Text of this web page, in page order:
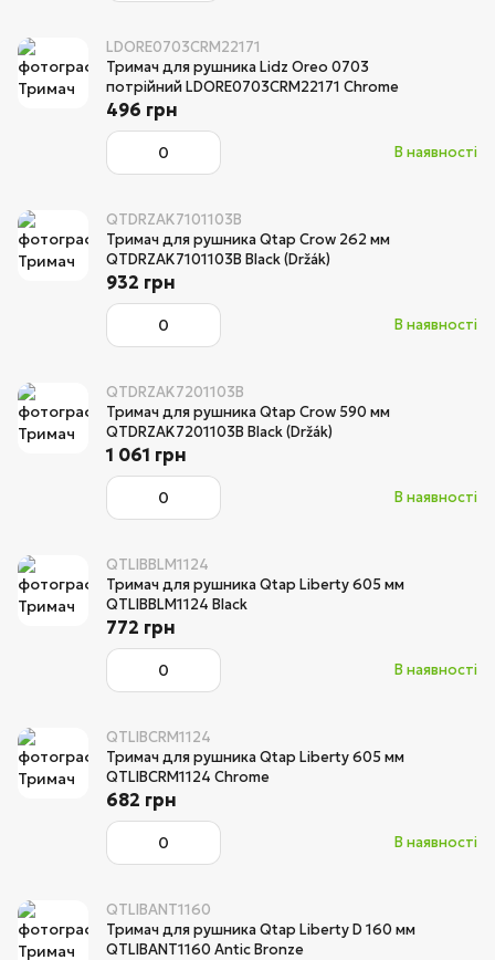
LDORE0703CRM22171
Тримач для рушника Lidz Oreo 0703
потрійний LDORE0703CRM22171 Chrome
В наявності
496 грн
QTDRZAK7101103B
Тримач для рушника Qtap Crow 262 мм
QTDRZAK7101103B Black (Držák)
В наявності
932 грн
QTDRZAK7201103B
Тримач для рушника Qtap Crow 590 мм
QTDRZAK7201103B Black (Držák)
В наявності
1 061 грн
QTLIBBLM1124
Тримач для рушника Qtap Liberty 605 мм
QTLIBBLM1124 Black
В наявності
772 грн
QTLIBCRM1124
Тримач для рушника Qtap Liberty 605 мм
QTLIBCRM1124 Chrome
В наявності
682 грн
QTLIBANT1160
Тримач для рушника Qtap Liberty D 160 мм
QTLIBANT1160 Antic Bronze